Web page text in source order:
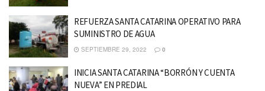
REFUERZA SANTA CATARINA OPERATIVO PARA
SUMINISTRO DE AGUA
SEPTIEMBRE 29, 2022 0
INICIA SANTA CATARINA “BORRÓN Y CUENTA
NUEVA” EN PREDIAL